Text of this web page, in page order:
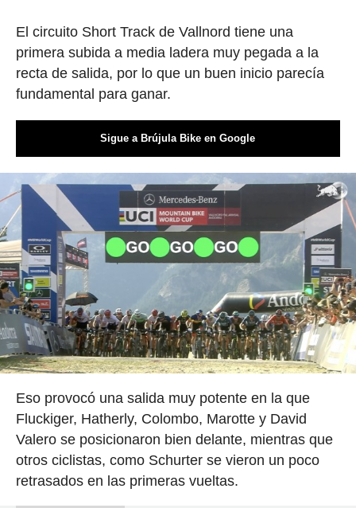
El circuito Short Track de Vallnord tiene una
primera subida a media ladera muy pegada a la
recta de salida, por lo que un buen inicio parecía
fundamental para ganar.
Sigue a Brújula Bike en Google
Eso provocó una salida muy potente en la que
Fluckiger, Hatherly, Colombo, Marotte y David
Valero se posicionaron bien delante, mientras que
otros ciclistas, como Schurter se vieron un poco
retrasados en las primeras vueltas.